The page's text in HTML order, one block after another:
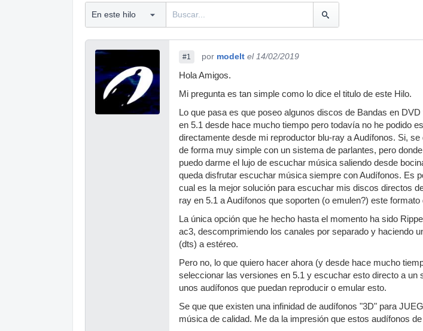
#1 por modelt el 14/02/2019
Hola Amigos.
Mi pregunta es tan simple como lo dice el titulo de este Hilo.
Lo que pasa es que poseo algunos discos de Bandas en
en 5.1 desde hace mucho tiempo pero todavía no he podido
directamente desde mi reproductor blu-ray a Audífonos. Si,
de forma muy simple con un sistema de parlantes, pero
puedo darme el lujo de escuchar música saliendo desde
queda disfrutar escuchar música siempre con Audífonos. Es
cual es la mejor solución para escuchar mis discos directos
ray en 5.1 a Audífonos que soporten (o emulen?) este formato
La única opción que he hecho hasta el momento ha sido
ac3, descomprimiendo los canales por separado y haciendo
(dts) a estéreo.
Pero no, lo que quiero hacer ahora (y desde hace mucho
seleccionar las versiones en 5.1 y escuchar esto directo a
unos audífonos que puedan reproducir o emular esto.
Se que que existen una infinidad de audífonos "3D" para
música de calidad. Me da la impresión que estos audífonos